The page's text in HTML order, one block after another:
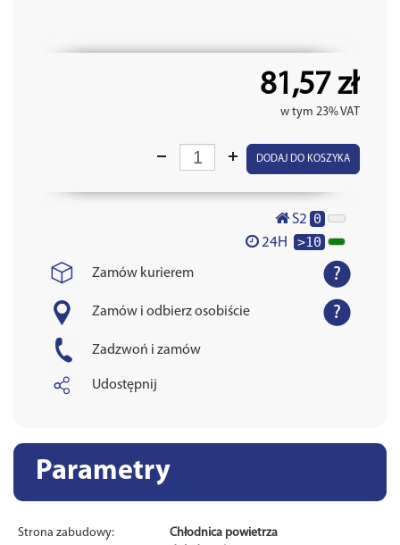
81,57 zł
w tym 23% VAT
DODAJ DO KOSZYKA
S2 0
24H >10
Zamów kurierem
Zamów i odbierz osobiście
Zadzwoń i zamów
Udostępnij
Parametry
Strona zabudowy:
Chłodnica powietrza